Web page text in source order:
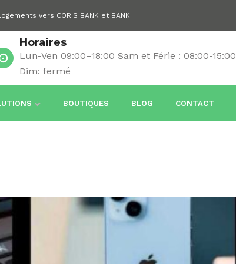
vers CORIS BANK et BANK
Horaires
Lun-Ven 09:00–18:00 Sam et Férie : 08:00-15:00
Dim: fermé
BOUTIQUES BLOG CONTACT